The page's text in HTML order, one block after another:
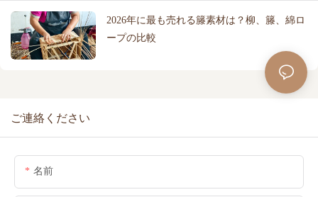
2026年に最も売れる籐素材は？柳、籐、綿ロ
ープの比較
ご連絡ください
名前